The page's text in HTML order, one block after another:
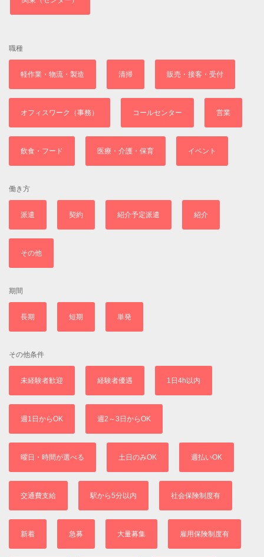
職種
軽作業・物流・製造 清掃 販売・接客・受付
オフィスワーク（事務） コールセンター 営業
飲食・フード 医療・介護・保育 イベント
働き方
派遣 契約 紹介予定派遣 紹介
その他
期間
長期 短期 単発
その他条件
未経験者歓迎 経験者優遇 1日4h以内
週1日からOK 週2～3日からOK
曜日・時間が選べる 土日のみOK 週払いOK
交通費支給 駅から5分以内 社会保険制度有
新着 急募 大量募集 雇用保険制度有